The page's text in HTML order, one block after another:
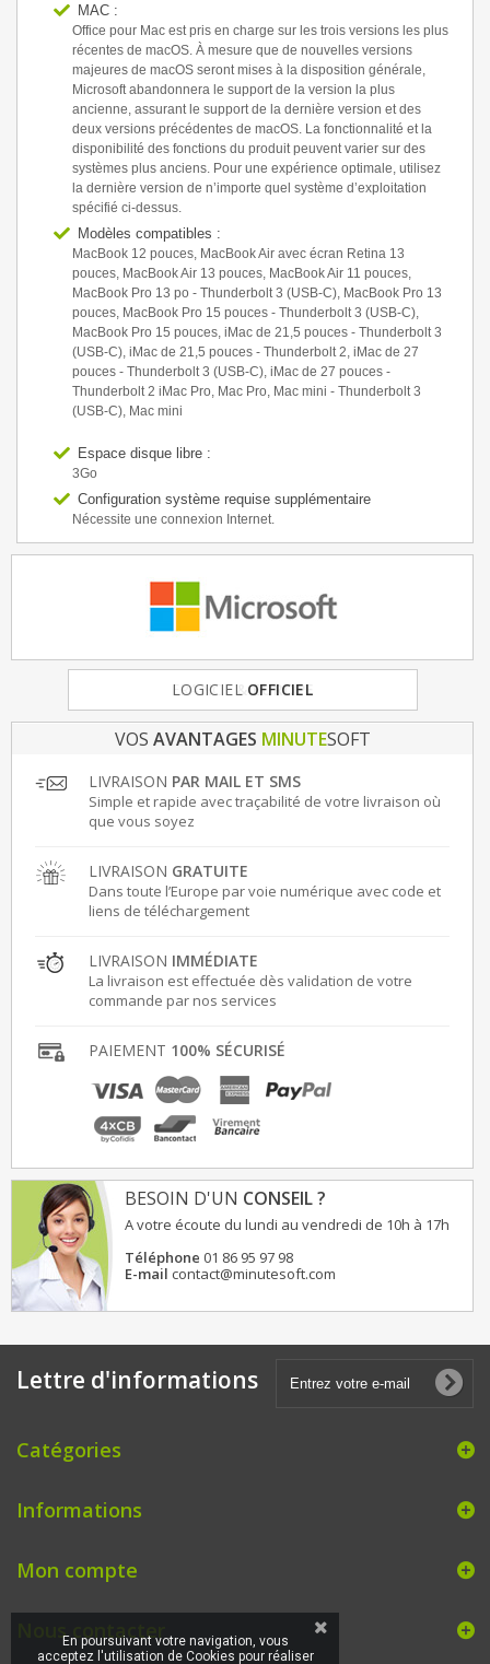
MAC :
Office pour Mac est pris en charge sur les trois versions les plus
récentes de macOS. À mesure que de nouvelles versions
majeures de macOS seront mises à la disposition générale,
Microsoft abandonnera le support de la version la plus
ancienne, assurant le support de la dernière version et des
deux versions précédentes de macOS. La fonctionnalité et la
disponibilité des fonctions du produit peuvent varier sur des
systèmes plus anciens. Pour une expérience optimale, utilisez
la dernière version de n’importe quel système d’exploitation
spécifié ci-dessus.
Modèles compatibles :
MacBook 12 pouces, MacBook Air avec écran Retina 13
pouces, MacBook Air 13 pouces, MacBook Air 11 pouces,
MacBook Pro 13 po - Thunderbolt 3 (USB-C), MacBook Pro 13
pouces, MacBook Pro 15 pouces - Thunderbolt 3 (USB-C),
MacBook Pro 15 pouces, iMac de 21,5 pouces - Thunderbolt 3
(USB-C), iMac de 21,5 pouces - Thunderbolt 2, iMac de 27
pouces - Thunderbolt 3 (USB-C), iMac de 27 pouces -
Thunderbolt 2 iMac Pro, Mac Pro, Mac mini - Thunderbolt 3
(USB‑C), Mac mini
Espace disque libre :
3Go
Configuration système requise supplémentaire
Nécessite une connexion Internet.
FRANCE & EUROPE
VOS AVANTAGES MINUTESOFT
LIVRAISON PAR MAIL ET SMS
Simple et rapide avec traçabilité de votre livraison où
que vous soyez
LIVRAISON GRATUITE
Dans toute l’Europe par voie numérique avec code et
liens de téléchargement
LIVRAISON IMMÉDIATE
La livraison est effectuée dès validation de votre
commande par nos services
PAIEMENT 100% SÉCURISÉ
BESOIN D'UN CONSEIL ?
A votre écoute du lundi au vendredi de 10h à 17h
Téléphone 01 86 95 97 98
E-mail contact@minutesoft.com
Lettre d'informations
Catégories
Informations
Mon compte
Nous contacter
En poursuivant votre navigation, vous
acceptez l'utilisation de Cookies pour réaliser